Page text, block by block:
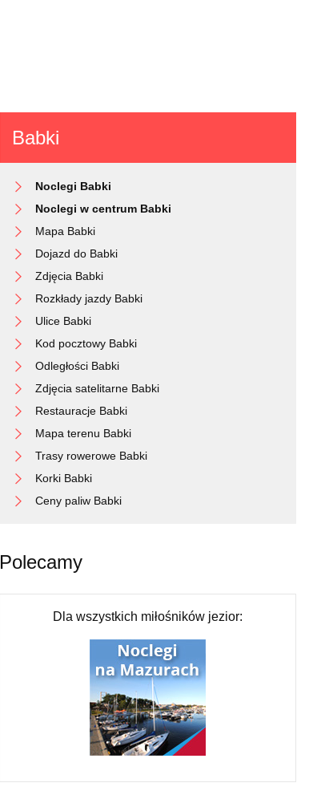
Babki
Noclegi Babki
Noclegi w centrum Babki
Mapa Babki
Dojazd do Babki
Zdjęcia Babki
Rozkłady jazdy Babki
Ulice Babki
Kod pocztowy Babki
Odległości Babki
Zdjęcia satelitarne Babki
Restauracje Babki
Mapa terenu Babki
Trasy rowerowe Babki
Korki Babki
Ceny paliw Babki
Polecamy
Dla wszystkich miłośników jezior: